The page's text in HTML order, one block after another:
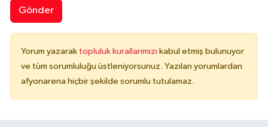
Gönder
Yorum yazarak topluluk kurallarımızı kabul etmiş bulunuyor
ve tüm sorumluluğu üstleniyorsunuz. Yazılan yorumlardan
afyonarena hiçbir şekilde sorumlu tutulamaz.